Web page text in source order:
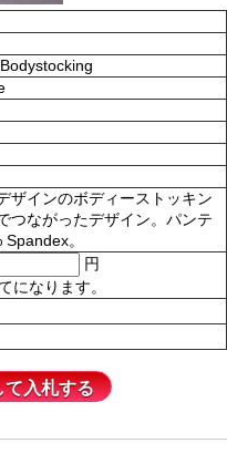
ザインのボディーストッキン
つながったデザイン。パンテ
。
円
になります。